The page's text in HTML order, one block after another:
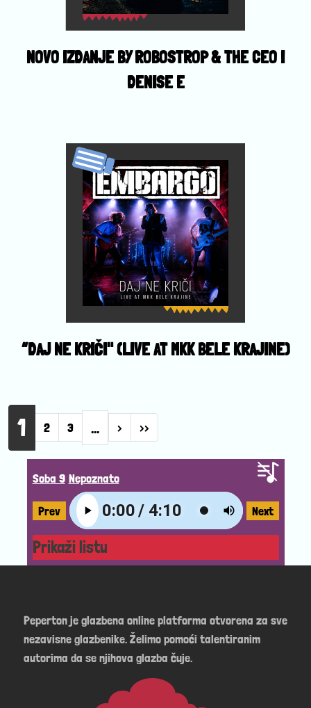
NOVO IZDANJE BY ROBOSTROP & THE CEO I
DENISE E
“DAJ NE KRIČI" (LIVE AT MKK BELE KRAJINE)
Pagination
1 2 3 … › Next page
››
Soba 9 Nepoznato
Prev Next
Prikaži listu
Peperton je glazbena online platforma otvorena za sve
nezavisne glazbenike. Želimo pomoći talentiranim
autorima da se njihova glazba čuje.